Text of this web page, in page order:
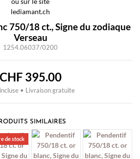
750/18 ct., Signe du zodiaque
Verseau
1254.06037/0200
CHF395.00
• Livraison gratuite
SIMILAIRES
de stock